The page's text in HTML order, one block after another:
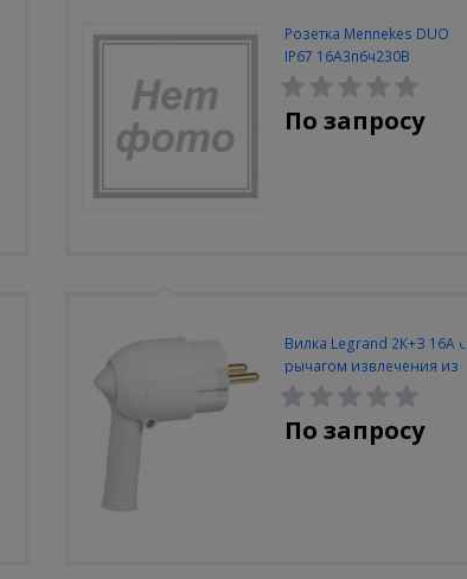
Розетка Mennekes DUO
IP67 16А3п6ч230В
По запросу
Вилка Legrand 2К+З 16А с
рычагом извлечения из
розетки белая
По запросу